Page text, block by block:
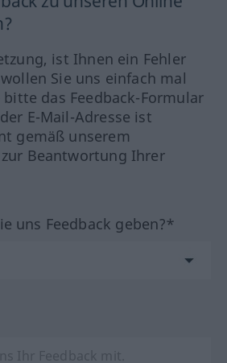
ist Ihnen ein Fehler
Sie uns einfach mal
bitte das Feedback-Formular
E-Mail-Adresse ist
gemäß unserem
Beantwortung Ihrer
uns Feedback geben?*